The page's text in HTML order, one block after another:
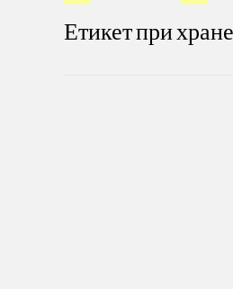
Етикет при